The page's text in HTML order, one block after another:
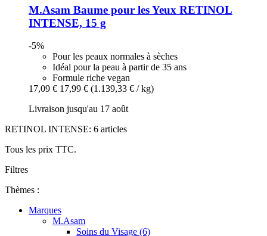
M.Asam Baume pour les Yeux RETINOL
INTENSE, 15 g
-5%
Pour les peaux normales à sèches
Idéal pour la peau à partir de 35 ans
Formule riche vegan
17,09 € 17,99 € (1.139,33 € / kg)
Livraison jusqu'au 17 août
RETINOL INTENSE: 6 articles
Tous les prix TTC.
Filtres
Thèmes :
Marques
M.Asam
Soins du Visage (6)